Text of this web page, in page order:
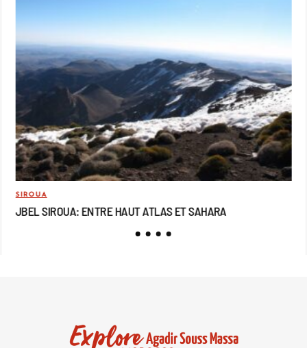
SIROUA
JBEL SIROUA: ENTRE HAUT ATLAS ET SAHARA